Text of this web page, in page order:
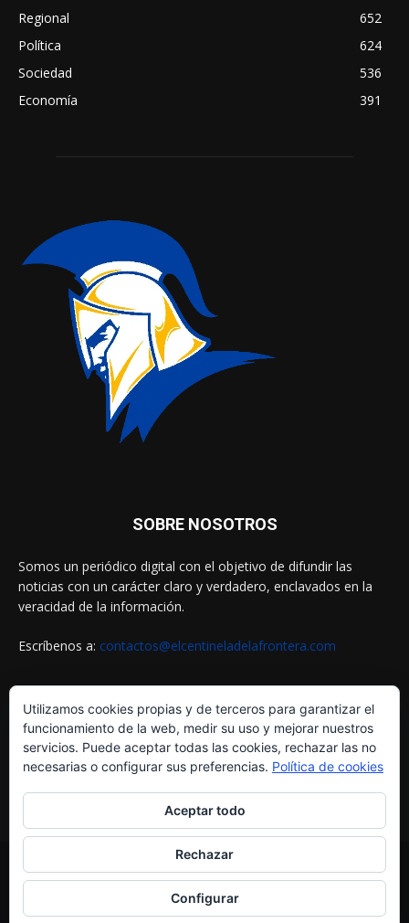
Regional
652
Política
624
Sociedad
536
Economía
391
SOBRE NOSOTROS
Somos un periódico digital con el objetivo de difundir las
noticias con un carácter claro y verdadero, enclavados en la
veracidad de la información.
Escríbenos a: contactos@elcentineladelafrontera.com
SIGUENOS EN
© ELCENTINELADELAFRONTERA.COM by
Aviso Legal
Política de Cookies
Política de Privacidad
Contactos
Utilizamos cookies propias y de terceros para garantizar el
funcionamiento de la web, medir su uso y mejorar nuestros
servicios. Puede aceptar todas las cookies, rechazar las no
necesarias o configurar sus preferencias. Política de cookies
Aceptar todo
Rechazar
Configurar